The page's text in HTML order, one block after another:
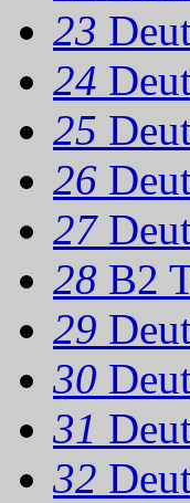
23
24
25
26
27
28 B2
29
30
31
32